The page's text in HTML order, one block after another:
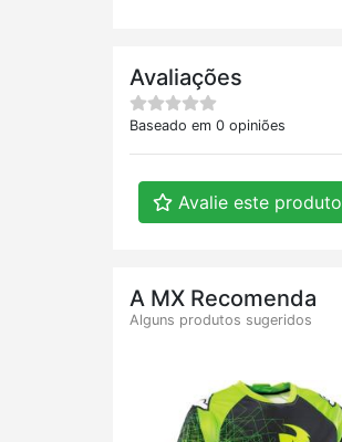
Avaliações
Baseado em 0 opiniões
Avalie este produto
A MX Recomenda
Alguns produtos sugeridos